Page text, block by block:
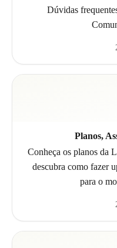
Dúvidas
Planos,
Conheça os planos da
descubra como fazer
para o